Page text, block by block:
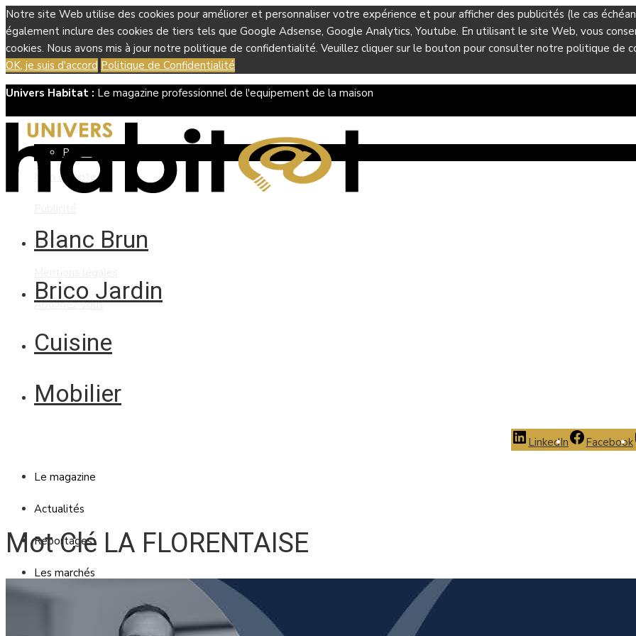
Notre site Web utilise des cookies pour améliorer et personnaliser votre expérience et pour afficher des publicités (le cas
également inclure des cookies de tiers tels que Google Adsense, Google Analytics, Youtube. En utilisant le site Web, vous
cookies. Nous avons mis à jour notre politique de confidentialité. Veuillez cliquer sur le bouton pour consulter notre politique de
OK, je suis d'accord Politique de Confidentialité
Univers Habitat : Le magazine professionnel de l'equipement de la maison
Boutique
Panier
Mon compte
Contact
Abonnez-vous
Blanc Brun
Brico Jardin
Cuisine
Mobilier
LinkedIn Facebook
Le magazine
Actualités
Reportages
Les marchés
Mot Clé LA FLORENTAISE